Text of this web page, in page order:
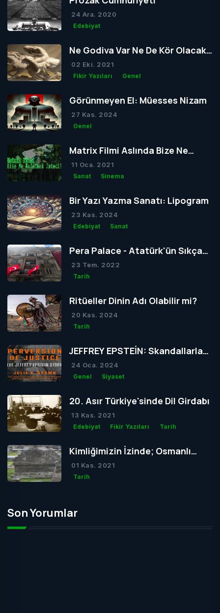
24 Ara. 2020
Edebiyat
Ne Godiva Var Ne De Kör Olacak
Tom
02 Eki. 2021
Fikir Yazıları Genel
Görünmeyen El: Müesses Nizam
27 Kas. 2024
Genel
Matrix Filmi Aslında Bize Ne
Anlatmak İstedi?
11 Oca. 2021
Sanat Sinema
Bir Yazı Yazma Sanatı: Lipogram
23 Kas. 2024
Edebiyat Sanat
Pera Palace - Atatürk'ün Sıkça
Konakladığı Otel
23 Tem. 2022
Tarih
Ritüeller Dinin Adı Olabilir mi?
20 Kas. 2024
Tarih
JEFFREY EPSTEİN: Skandallarla
Dolu Bir Hayatın Ardındaki Gizem
24 Oca. 2024
Genel Siyaset
20. Asır Türkiye'sinde Dil Girdabı
13 Kas. 2021
Edebiyat Fikir Yazıları Tarih
Kimliğimizin İzinde; Osmanlı
Mezar Taşları
01 Kas. 2021
Tarih
Son Yorumlar